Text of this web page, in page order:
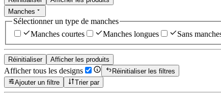
Manches
Sélectionner un type de manches
Manches courtes
Manches longues Sans
Réinitialiser Afficher les produits
Afficher tous les designs
Réinitialiser les filtres
Ajouter un filtre
Trier par